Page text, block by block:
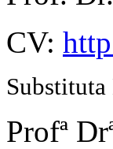
CV:
Profª